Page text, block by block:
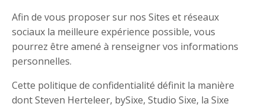
Afin de vous proposer sur nos Sites et réseaux
sociaux la meilleure expérience possible, vous
pourrez être amené à renseigner vos informations
personnelles.
Cette politique de confidentialité définit la manière
dont Steven Herteleer, bySixe, Studio Sixe, la Sixe